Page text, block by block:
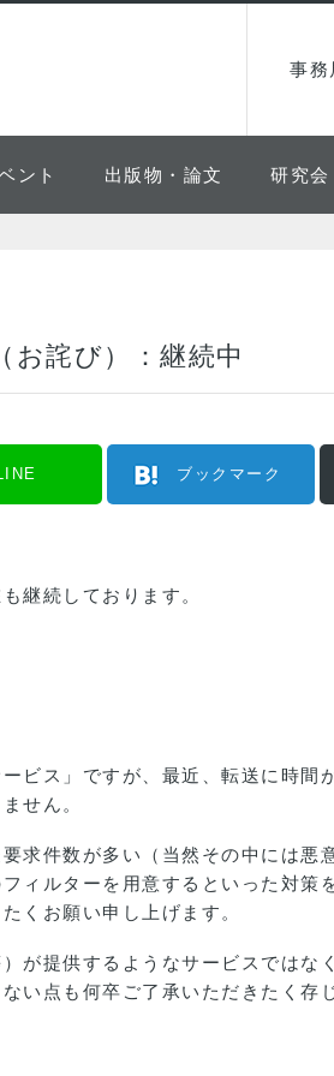
事務
ント 出版物・論文 研究会
お詫び）：継続中
ブックマーク
継続しております。
ビス」ですが、最近、転送に時間
せん。
求件数が多い（当然その中には悪
ィルターを用意するといった対策
くお願い申し上げます。
が提供するようなサービスではな
い点も何卒ご了承いただきたく存